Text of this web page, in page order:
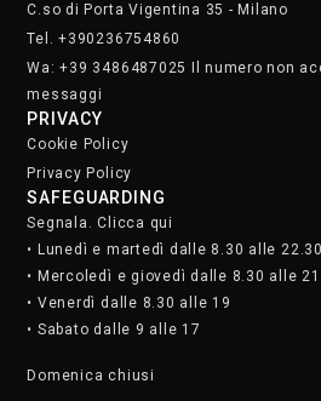
C.so di Porta Vigentina 35 - Milano
Tel. +390236754860
Wa: +39 3486487025 Il numero non
messaggi
PRIVACY
Cookie Policy
Privacy Policy
SAFEGUARDING
Segnala. Clicca qui
• Lunedì e martedì dalle 8.30 alle 22.30
• Mercoledì e giovedì dalle 8.30 alle
• Venerdì dalle 8.30 alle 19
• Sabato dalle 9 alle 17
Domenica chiusi